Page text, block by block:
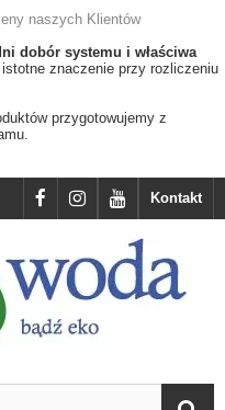
naszych Klientów
dobór systemu i właściwa
znaczenie przy rozliczeniu
przygotowujemy z
Kontakt